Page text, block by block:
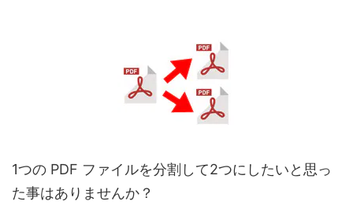
1つの PDF ファイルを分割して2つにしたいと思っ
た事はありませんか？